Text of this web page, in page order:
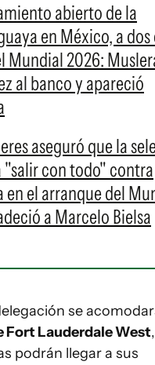
abierto de la
en México, a dos
Mundial 2026:
al banco y apareció
aseguró que la
"salir con todo" contra
en el arranque del
a Marcelo Bielsa
se
Fort Lauderdale West
podrán llegar a sus